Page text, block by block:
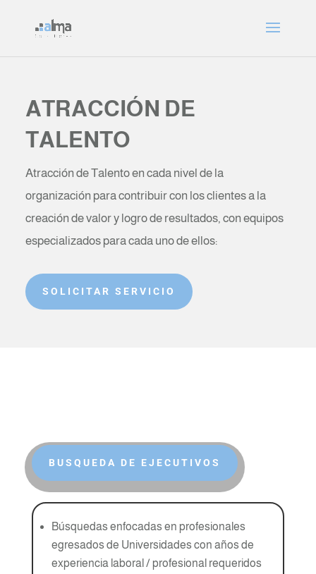
ATRACCIÓN DE
TALENTO
Atracción de Talento en cada nivel de la
organización para contribuir con los clientes a la
creación de valor y logro de resultados, con equipos
especializados para cada uno de ellos:
SOLICITAR SERVICIO
BUSQUEDA DE EJECUTIVOS
Búsquedas enfocadas en profesionales
egresados de Universidades con años de
experiencia laboral / profesional requeridos